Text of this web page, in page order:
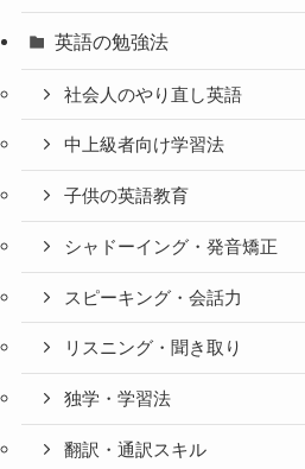
英語の勉強法
社会人のやり直し英語
中上級者向け学習法
子供の英語教育
シャドーイング・発音矯正
スピーキング・会話力
リスニング・聞き取り
独学・学習法
翻訳・通訳スキル